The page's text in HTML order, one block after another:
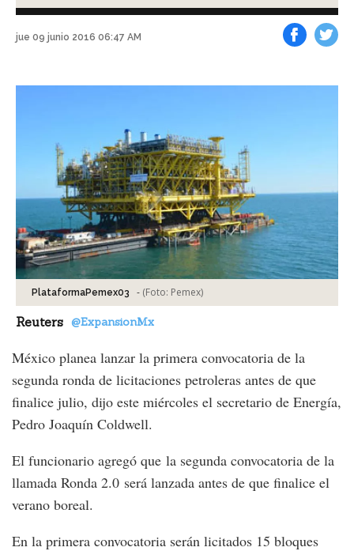
jue 09 junio 2016 06:47 AM
PlataformaPemex03 - (Foto: Pemex)
Reuters @ExpansionMx
México planea lanzar la primera convocatoria de la
segunda ronda de licitaciones petroleras antes de que
finalice julio, dijo este miércoles el secretario de Energía,
Pedro Joaquín Coldwell.
El funcionario agregó que la segunda convocatoria de la
llamada Ronda 2.0 será lanzada antes de que finalice el
verano boreal.
En la primera convocatoria serán licitados 15 bloques